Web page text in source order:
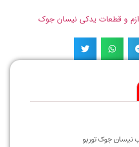
قطعات یدکی نیسان جوک
جوک توربو